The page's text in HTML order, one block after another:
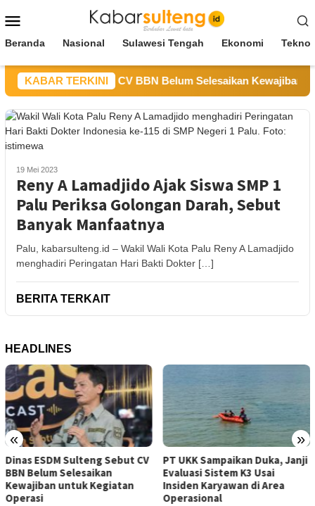
ke
Mobile
Beranda Nasional Sulawesi Tengah Ekonomi
KABAR TERKINI
Sulteng Sebut CV BBN Belum Selesaikan Kewajiban
19 Mei 2023
Reny A Lamadjido Ajak Siswa SMP 1
Palu Periksa Golongan Darah, Sebut
Banyak Manfaatnya
Palu, kabarsulteng.id – Wakil Wali Kota Palu Reny A Lamadjido
menghadiri Peringatan Hari Bakti Dokter […]
BERITA TERKAIT
HEADLINES
« »
PT UKK Sampaikan Duka, Janji
Evaluasi Sistem K3 Usai
Insiden Karyawan di Area
Operasional
Tambang Sirtu Baliara
Beroperasi di Tengah
ESDM Sulteng